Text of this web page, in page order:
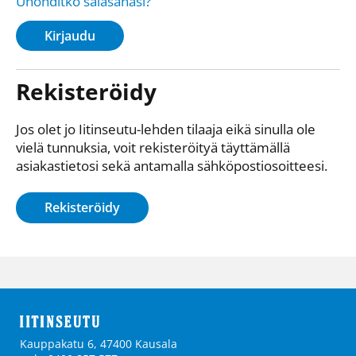
Kirjaudu
Rekisteröidy
Jos olet jo Iitinseutu-lehden tilaaja eikä sinulla ole
vielä tunnuksia, voit rekisteröityä täyttämällä
asiakastietosi sekä antamalla sähkö­posti­osoitteesi.
Rekisteröidy
Kauppakatu 6, 47400 Kausala